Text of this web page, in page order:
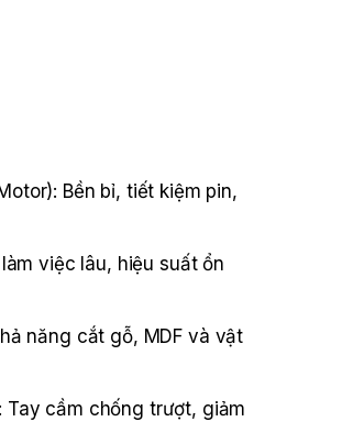
Bền bỉ, tiết kiệm pin,
việc lâu, hiệu suất ổn
năng cắt gỗ, MDF và vật
Tay cầm chống trượt, giảm